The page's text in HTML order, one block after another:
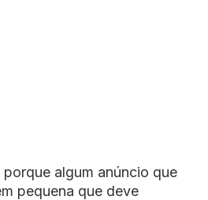
algum anúncio que
pequena que deve